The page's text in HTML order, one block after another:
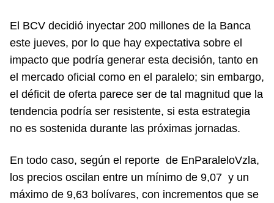
El BCV decidió inyectar 200 millones de la Banca
este jueves, por lo que hay expectativa sobre el
impacto que podría generar esta decisión, tanto en
el mercado oficial como en el paralelo; sin embargo,
el déficit de oferta parece ser de tal magnitud que la
tendencia podría ser resistente, si esta estrategia
no es sostenida durante las próximas jornadas.
En todo caso, según el reporte de EnParaleloVzla,
los precios oscilan entre un mínimo de 9,07 y un
máximo de 9,63 bolívares, con incrementos que se